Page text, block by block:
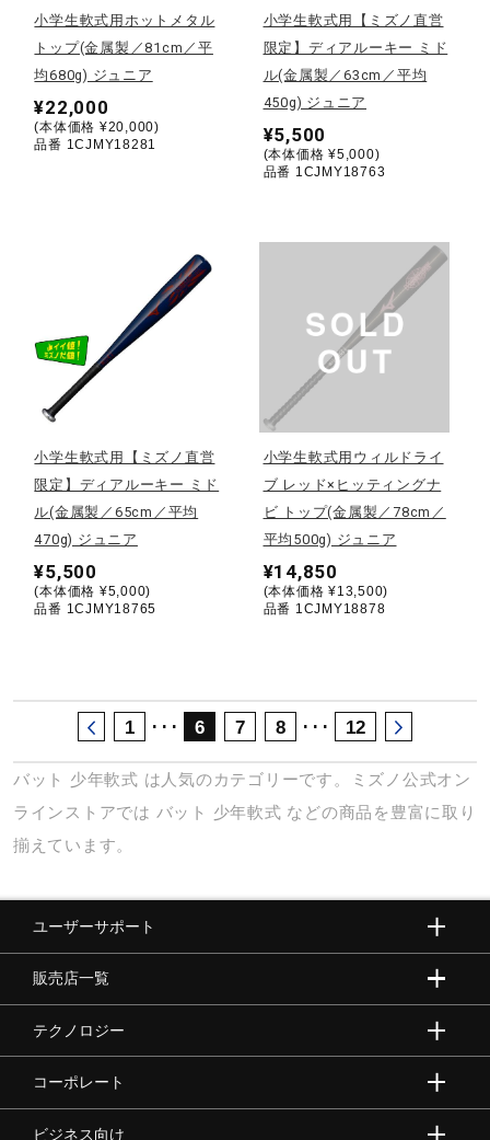
セール
取扱店一覧
小学生軟式用ホットメタル
トップ(金属製／81cm／平
均680g) ジュニア
¥22,000
(本体価格 ¥20,000)
品番 1CJMY18281
小学生軟式用【ミズノ直営
限定】ディアルーキー ミド
ル(金属製／63cm／平均
450g) ジュニア
¥5,500
(本体価格 ¥5,000)
品番 1CJMY18763
小学生軟式用【ミズノ直営
限定】ディアルーキー ミド
ル(金属製／65cm／平均
470g) ジュニア
¥5,500
(本体価格 ¥5,000)
品番 1CJMY18765
小学生軟式用ウィルドライ
ブ レッド×ヒッティングナ
ビ トップ(金属製／78cm／
平均500g) ジュニア
¥14,850
(本体価格 ¥13,500)
品番 1CJMY18878
1 ･･･ 6 7 8 ･･･ 12
バット 少年軟式 は人気のカテゴリーです。ミズノ公式オン
ラインストアでは バット 少年軟式 などの商品を豊富に取り
揃えています。
ユーザーサポート
販売店一覧
テクノロジー
コーポレート
ビジネス向け